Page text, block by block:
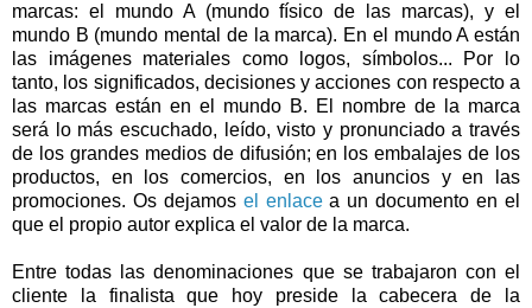
marcas: el mundo A (mundo físico de las marcas), y el
mundo B (mundo mental de la marca). En el mundo A están
las imágenes materiales como logos, símbolos... Por lo
tanto, los significados, decisiones y acciones con respecto a
las marcas están en el mundo B. El nombre de la marca
será lo más escuchado, leído, visto y pronunciado a través
de los grandes medios de difusión; en los embalajes de los
productos, en los comercios, en los anuncios y en las
promociones. Os dejamos el enlacea un documento en el
que el propio autor explica el valor de la marca.
Entre todas las denominaciones que se trabajaron con el
cliente la finalista que hoy preside la cabecera de la